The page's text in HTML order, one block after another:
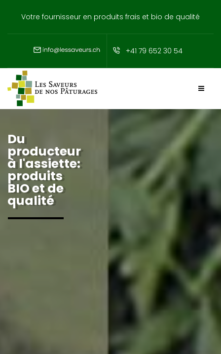
Votre fournisseur en produits frais et bio de qualité
+41 79 652 30 54
Du
producteur
à l'assiette:
produits
BIOet de
qualité